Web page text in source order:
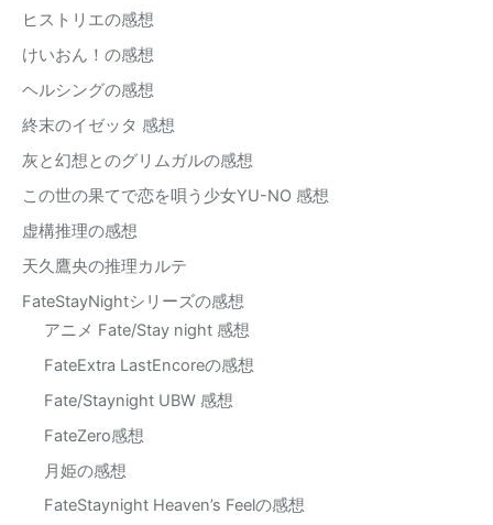
ヒストリエの感想
けいおん！の感想
ヘルシングの感想
終末のイゼッタ 感想
灰と幻想とのグリムガルの感想
この世の果てで恋を唄う少女YU-NO 感想
虚構推理の感想
天久鷹央の推理カルテ
FateStayNightシリーズの感想
アニメ Fate/Stay night 感想
FateExtra LastEncoreの感想
Fate/Staynight UBW 感想
FateZero感想
月姫の感想
FateStaynight Heaven’s Feelの感想